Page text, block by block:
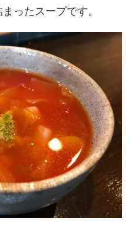
ったスープです。